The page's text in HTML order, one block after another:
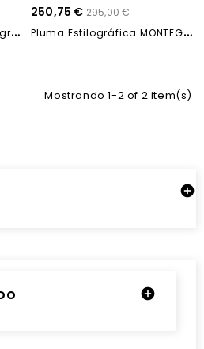
P
Luma Estilográfica Montegrappa ELMO 02Cortina...
250,75 € 295,00 €
P
Luma Estilográfica MONTEGRAPPA Elmo 02 JET...
Mostrando 1-2 of 2 item(s)

